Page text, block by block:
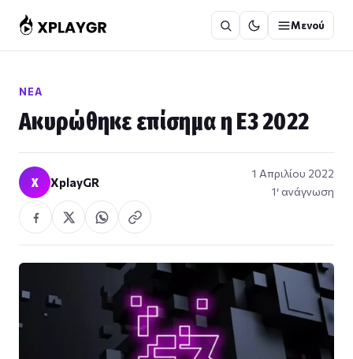
στο
περιεχόμενο
Μενού
ΝΈΑ
Ακυρώθηκε επίσημα η E3 2022
X XplayGR
1 Απριλίου 2022
1′ ανάγνωση